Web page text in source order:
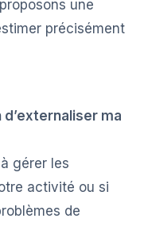
une
précisément
d’externaliser ma
gérer les
activité ou si
de